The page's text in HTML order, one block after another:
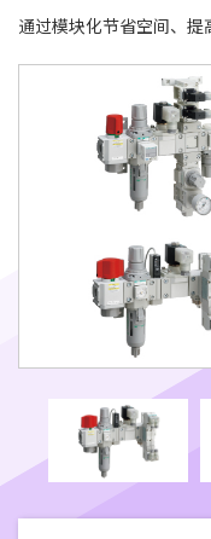
通过模块化节省空间、提